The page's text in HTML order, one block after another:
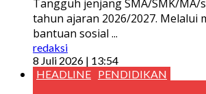
Tangguh jenjang SMA/SMK/MA/
tahun ajaran 2026/2027. Melalui
bantuan sosial ...
redaksi
8 Juli 2026 | 13:54
HEADLINE PENDIDIKAN